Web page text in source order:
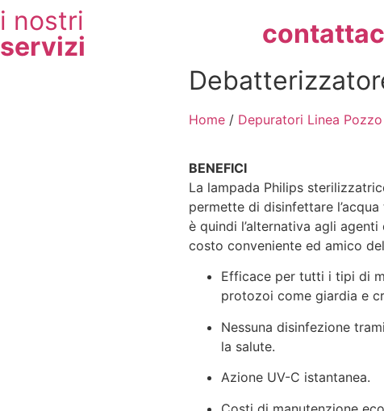
i nostri
servizi
Home / Depuratori Linea Pozzo
BENEFICI
La lampada Philips
permette di disinfettare
è quindi l’alternativa agli
costo conveniente ed amico
Efficace per tutti i tipi di
protozoi come giardia e
Nessuna disinfezione
la salute.
Azione UV-C istantanea.